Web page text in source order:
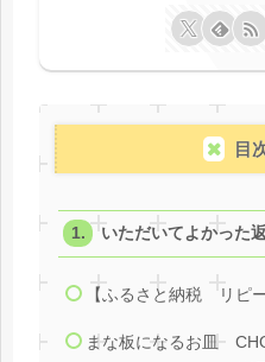
目
いただいてよかった
【ふるさと納税 リピ
まな板になるお皿